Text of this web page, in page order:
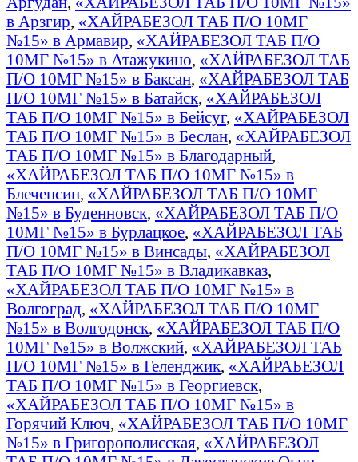
в Арзгир, «ХАЙРАБЕЗОЛ ТАБ П/О 10МГ
№15» в Армавир, «ХАЙРАБЕЗОЛ ТАБ П/О
10МГ №15» в Атажукино, «ХАЙРАБЕЗОЛ ТАБ
П/О 10МГ №15» в Баксан, «ХАЙРАБЕЗОЛ ТАБ
П/О 10МГ №15» в Батайск, «ХАЙРАБЕЗОЛ
ТАБ П/О 10МГ №15» в Бейсуг, «ХАЙРАБЕЗОЛ
ТАБ П/О 10МГ №15» в Беслан, «ХАЙРАБЕЗОЛ
ТАБ П/О 10МГ №15» в Благодарный,
«ХАЙРАБЕЗОЛ ТАБ П/О 10МГ №15» в
Блечепсин, «ХАЙРАБЕЗОЛ ТАБ П/О 10МГ
№15» в Буденновск, «ХАЙРАБЕЗОЛ ТАБ П/О
10МГ №15» в Бурлацкое, «ХАЙРАБЕЗОЛ ТАБ
П/О 10МГ №15» в Винсады, «ХАЙРАБЕЗОЛ
ТАБ П/О 10МГ №15» в Владикавказ,
«ХАЙРАБЕЗОЛ ТАБ П/О 10МГ №15» в
Волгоград, «ХАЙРАБЕЗОЛ ТАБ П/О 10МГ
№15» в Волгодонск, «ХАЙРАБЕЗОЛ ТАБ П/О
10МГ №15» в Волжский, «ХАЙРАБЕЗОЛ ТАБ
П/О 10МГ №15» в Геленджик, «ХАЙРАБЕЗОЛ
ТАБ П/О 10МГ №15» в Георгиевск,
«ХАЙРАБЕЗОЛ ТАБ П/О 10МГ №15» в
Горячий Ключ, «ХАЙРАБЕЗОЛ ТАБ П/О 10МГ
№15» в Григорополисская, «ХАЙРАБЕЗОЛ